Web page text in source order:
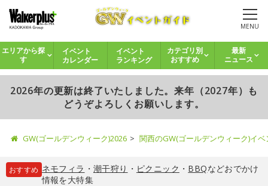
MENU
エリアから探
す
イベント
カレンダー
イベント
ランキング
カテゴリ別
おすすめ
最新
ニュース
2026年の更新は終了いたしました。来年（2027年）も
どうぞよろしくお願いします。
GW(ゴールデンウィーク)2026 関西のGW(ゴールデンウィーク)イ
おすすめ ネモフィラ ・ 潮干狩り ・ ピクニック ・ BBQなどおでかけ
情報を大特集